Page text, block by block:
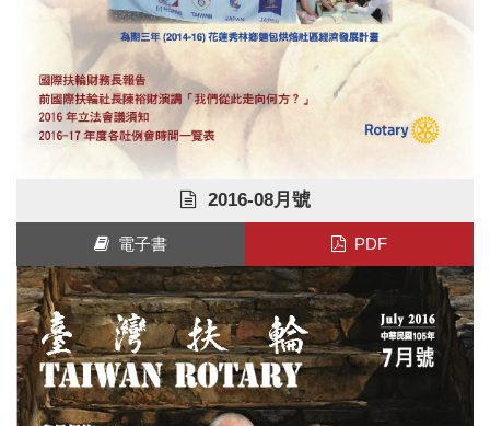
2016-08月號
電子書 PDF